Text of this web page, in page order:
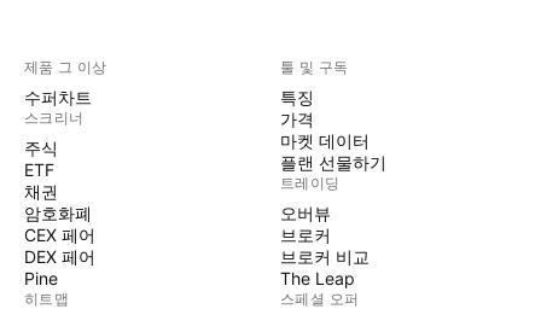
제품 그 이상
수퍼차트
스크리너
주식
ETF
채권
암호화폐
CEX 페어
DEX 페어
Pine
히트맵
툴 및 구독
특징
가격
마켓 데이터
플랜 선물하기
트레이딩
오버뷰
브로커
브로커 비교
The Leap
스페셜 오퍼